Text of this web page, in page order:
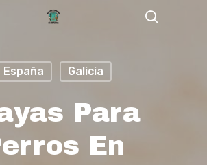
España Galicia
Para
En